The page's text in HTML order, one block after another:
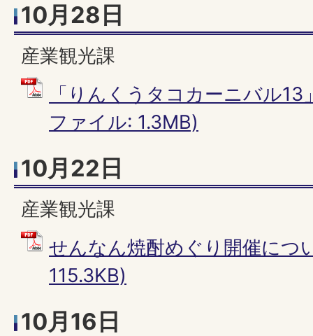
10月28日
産業観光課
「りんくうタコカーニバル
ファイル: 1.3MB)
10月22日
産業観光課
せんなん焼酎めぐり開催につ
115.3KB)
10月16日